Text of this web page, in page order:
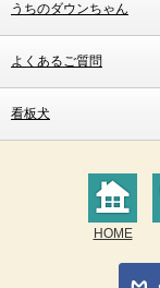
うちのダウンちゃん
よくあるご質問
看板犬
HOME